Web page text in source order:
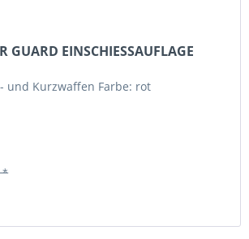
GUARD EINSCHIESSAUFLAGE
und Kurzwaffen Farbe: rot
*